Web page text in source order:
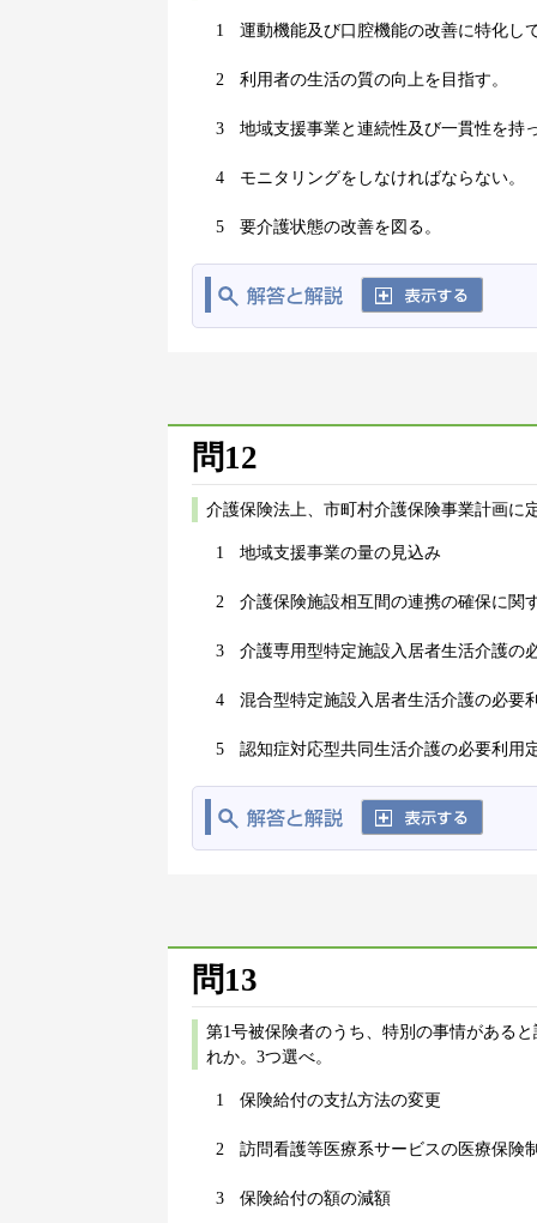
1 運動機能及び口腔機能の改善に特化し
2 利用者の生活の質の向上を目指す。
3 地域支援事業と連続性及び一貫性を持
4 モニタリングをしなければならない。
5 要介護状態の改善を図る。
問12
介護保険法上、市町村介護保険事業計画に
1 地域支援事業の量の見込み
2 介護保険施設相互間の連携の確保に関
3 介護専用型特定施設入居者生活介護の
4 混合型特定施設入居者生活介護の必要
5 認知症対応型共同生活介護の必要利用
問13
第1号被保険者のうち、特別の事情がある
れか。3つ選べ。
1 保険給付の支払方法の変更
2 訪問看護等医療系サービスの医療保険
3 保険給付の額の減額